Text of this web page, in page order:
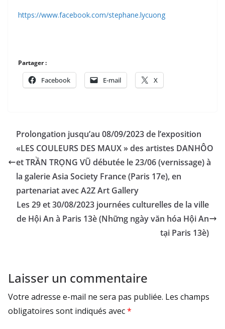
https://www.facebook.com/stephane.lycuong
Partager :
Facebook E-mail X
Prolongation jusqu’au 08/09/2023 de l’exposition
«LES COULEURS DES MAUX » des artistes DANHÔO
et TRẦN TRỌNG VŨ débutée le 23/06 (vernissage) à
la galerie Asia Society France (Paris 17e), en
partenariat avec A2Z Art Gallery
Les 29 et 30/08/2023 journées culturelles de la ville
de Hội An à Paris 13è (Những ngày văn hóa Hội An
tại Paris 13è)
Laisser un commentaire
Votre adresse e-mail ne sera pas publiée. Les champs
obligatoires sont indiqués avec*